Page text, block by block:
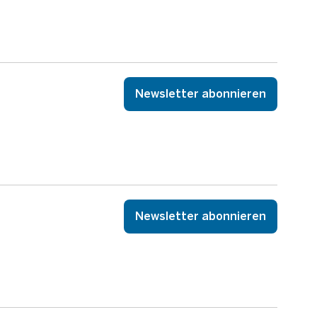
Newsletter abonnieren
Newsletter abonnieren